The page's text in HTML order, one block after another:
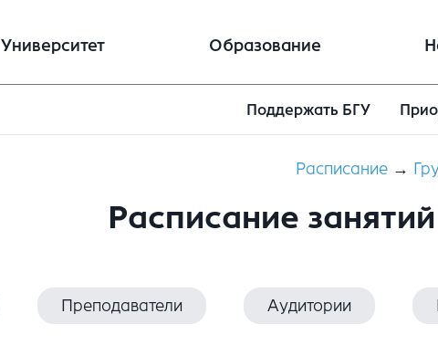
Университет Образование
Поддержать БГУ
Расписание →
Расписание
Преподаватели Аудитории